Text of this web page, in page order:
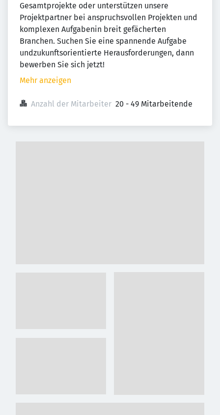
Gesamtprojekte oder unterstützen unsere
Projektpartner bei anspruchsvollen Projekten und
komplexen Aufgabenin breit gefächerten
Branchen. Suchen Sie eine spannende Aufgabe
undzukunftsorientierte Herausforderungen, dann
bewerben Sie sich jetzt!
Mehr anzeigen
Anzahl der Mitarbeiter 20 - 49 Mitarbeitende